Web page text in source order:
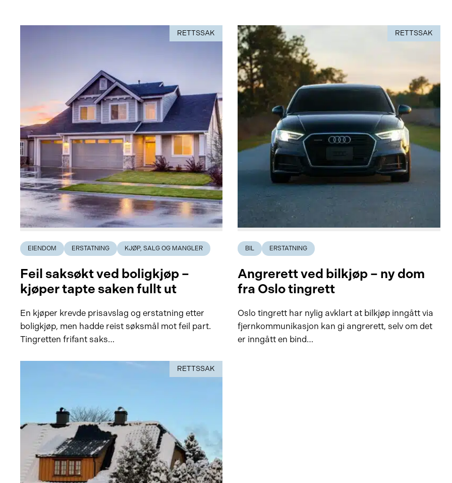
RETTSSAK
EIENDOM ERSTATNING KJØP, SALG OG MANGLER
Feil saksøkt ved boligkjøp –
kjøper tapte saken fullt ut
En kjøper krevde prisavslag og erstatning etter
boligkjøp, men hadde reist søksmål mot feil part.
Tingretten frifant saks…
RETTSSAK
BIL ERSTATNING
Angrerett ved bilkjøp – ny dom
fra Oslo tingrett
Oslo tingrett har nylig avklart at bilkjøp inngått via
fjernkommunikasjon kan gi angrerett, selv om det
er inngått en bind…
RETTSSAK